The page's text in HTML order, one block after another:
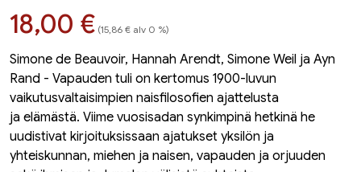
Hinta nyt
18,00 € (15,86 € alv 0 %)
Simone de Beauvoir, Hannah Arendt, Simone Weil ja Ayn
Rand - Vapauden tuli on kertomus 1900-luvun
vaikutusvaltaisimpien naisfilosofien ajattelusta
ja elämästä. Viime vuosisadan synkimpinä hetkinä he
uudistivat kirjoituksissaan ajatukset yksilön ja
yhteiskunnan, miehen ja naisen, vapauden ja orjuuden